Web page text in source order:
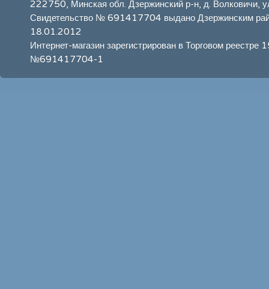
222750, Минская обл. Дзержинский р-н, д. Волковичи,
Свидетельство № 691417704 выдано Дзержинским
18.01.2012
Интернет-магазин зарегистрирован в Торговом
№691417704-1